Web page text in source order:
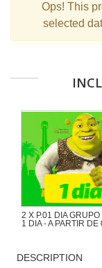
Ops! This
selected
2 X P.01 DIA
1 DIA - A PARTIR DE
DESCRIPTION